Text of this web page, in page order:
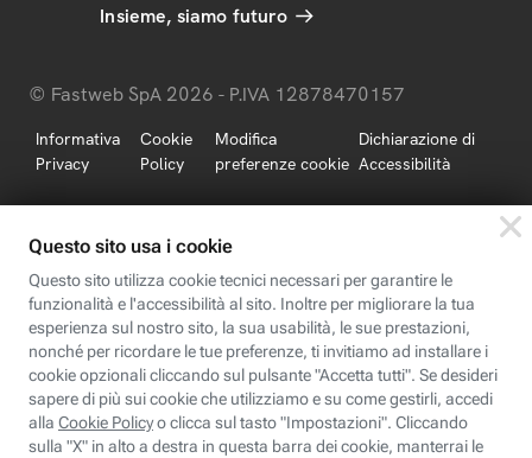
Insieme, siamo futuro
© Fastweb SpA 2026 - P.IVA 12878470157
Informativa
Privacy
Cookie
Policy
Modifica
preferenze cookie
Dichiarazione di
Accessibilità